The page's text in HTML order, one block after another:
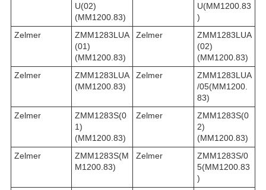
U(02)
(MM1200.83)
U(MM1200.83
)
Zelmer
ZMM1283LUA
(01)
(MM1200.83)
Zelmer
ZMM1283LUA
(02)
(MM1200.83)
Zelmer
ZMM1283LUA
(MM1200.83)
Zelmer
ZMM1283LUA
/05(MM1200.
83)
Zelmer
ZMM1283S(0
1)
(MM1200.83)
Zelmer
ZMM1283S(0
2)
(MM1200.83)
Zelmer
ZMM1283S(M
M1200.83)
Zelmer
ZMM1283S/0
5(MM1200.83
)